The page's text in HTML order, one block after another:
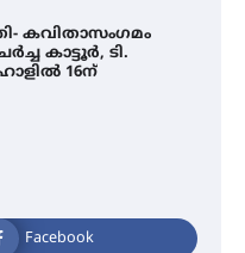
കവിതാസംഗമം
കാട്ടൂർ, ടി.
16ന്
Facebook